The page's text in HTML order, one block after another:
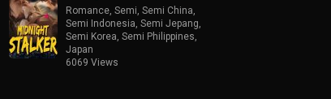
Romance Semi Semi China
Semi Indonesia Semi Jepang
Semi Korea Semi Philippines
Japan
6069 Views